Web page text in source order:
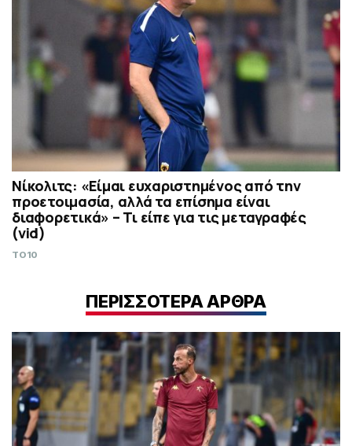
Νίκολιτς: «Είμαι ευχαριστημένος από την
προετοιμασία, αλλά τα επίσημα είναι
διαφορετικά» – Τι είπε για τις μεταγραφές
(vid)
TO10
ΠΕΡΙΣΣΟΤΕΡΑ ΑΡΘΡΑ